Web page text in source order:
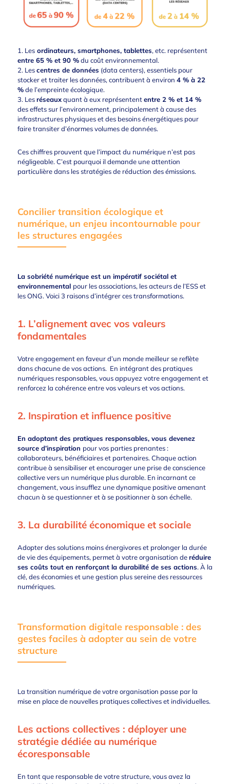
1. Lesordinateurs, smartphones, tablettes, etc. représentent
entre 65 % et 90 %du coût environnemental.
2. Lescentres de données (data centers), essentiels pour
stocker et traiter les données, contribuent à environ 4 % à 22
%de l’empreinte écologique.
3. Lesréseauxquant à eux représentententre 2 % et 14 %
des effets sur l’environnement, principalement à cause des
infrastructures physiques et des besoins énergétiques pour
faire transiter d’énormes volumes de données.
Ces chiffres prouvent que l’impact du numérique n’est pas
négligeable. C’est pourquoi il demande une attention
particulière dans les stratégies de réduction des émissions.
Concilier transition écologique et
numérique, un enjeu incontournable pour
les structures engagées
La sobriété numérique est un impératif sociétal et
environnemental pour les associations, les acteurs de l’ESS et
les ONG. Voici 3 raisons d’intégrer ces transformations.
1. L’alignement avec vos valeurs
fondamentales
Votre engagement en faveur d’un monde meilleur se reflète
dans chacune de vos actions. En intégrant des pratiques
numériques responsables, vous appuyez votre engagement et
renforcez la cohérence entre vos valeurs et vos actions.
2. Inspiration et influence positive
En adoptant des pratiques responsables, vous devenez
source d’inspiration pour vos parties prenantes :
collaborateurs, bénéficiaires et partenaires. Chaque action
contribue à sensibiliser et encourager une prise de conscience
collective vers un numérique plus durable. En incarnant ce
changement, vous insufflez une dynamique positive amenant
chacun à se questionner et à se positionner à son échelle.
3. La durabilité économique et sociale
Adopter des solutions moins énergivores et prolonger la durée
de vie des équipements, permet à votre organisation deréduire
ses coûts tout en renforçant la durabilité de ses actions. À la
clé, des économies et une gestion plus sereine des ressources
numériques.
Transformation digitale responsable : des
gestes faciles à adopter au sein de votre
structure
La transition numérique de votre organisation passe par la
mise en place de nouvelles pratiques collectives et individuelles.
Les actions collectives : déployer une
stratégie dédiée au numérique
écoresponsable
En tant que responsable de votre structure, vous avez la